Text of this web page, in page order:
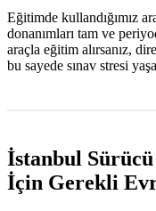
Eğitimde kullandığımız
donanımları tam ve
araçla eğitim alırsanız,
bu sayede sınav stresi
İstanbul
İçin Gerekli